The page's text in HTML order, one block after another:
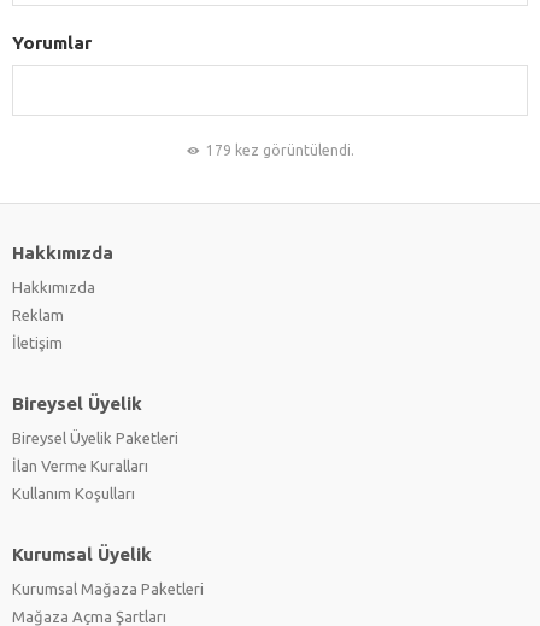
Yorumlar
179 kez görüntülendi.
Hakkımızda
Hakkımızda
Reklam
İletişim
Bireysel Üyelik
Bireysel Üyelik Paketleri
İlan Verme Kuralları
Kullanım Koşulları
Kurumsal Üyelik
Kurumsal Mağaza Paketleri
Mağaza Açma Şartları